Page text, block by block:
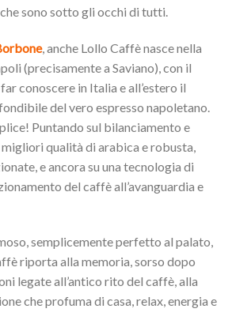
sono sotto gli occhi di tutti.
, anche Lollo Caffè nasce nella
(precisamente a Saviano), con il
conoscere in Italia e all’estero il
del vero espresso napoletano.
Puntando sul bilanciamento e
migliori qualità di arabica e robusta,
e ancora su una tecnologia di
del caffè all’avanguardia e
semplicemente perfetto al palato,
riporta alla memoria, sorso dopo
legate all’antico rito del caffè, alla
che profuma di casa, relax, energia e